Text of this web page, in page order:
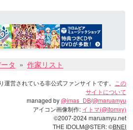
タ 作家リスト
運営されている非公式ファンサイトです。
この
サイトについて
managed by@imas_DB/@maruamyu
アイコン画像制作: イトマ(@itomxy)
©2007-2024 maruamyu.net
THE IDOLM@STER: ©BNEI